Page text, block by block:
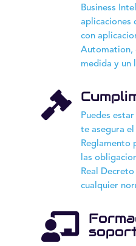
Business
aplicaciones
con
Automation,
medida y un

Puedes
te asegura
Reglamento
las
Real
cualquier
